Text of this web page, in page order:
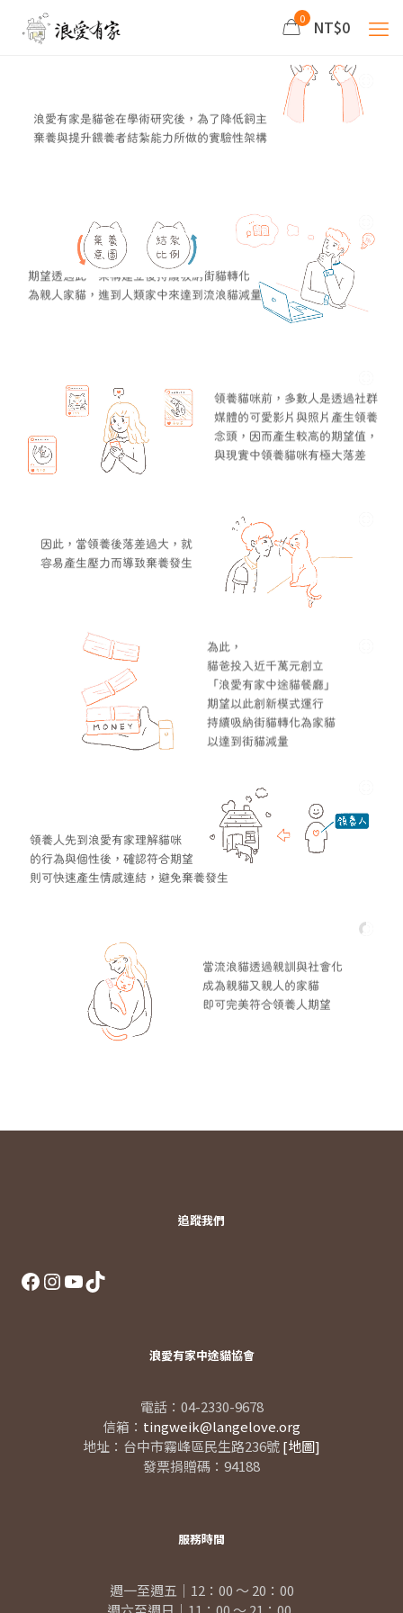
0 NT$0
浪愛有家是貓爸在學術研究後，為了降低飼主
棄養與提升餵養者結紮能力所做的實驗性架構
期望透過此一架構建立後持續吸納街貓轉化
為親人家貓，進到人類家中來達到流浪貓減量
領養貓咪前，多數人是透過社群
媒體的可愛影片與照片產生領養
念頭，因而產生較高的期望值，
與現實中領養貓咪有極大落差
因此，當領養後落差過大，就
容易產生壓力而導致棄養發生
為此，
貓爸投入近千萬元創立
「浪愛有家中途貓餐廳」
期望以此創新模式運行
持續吸納街貓轉化為家貓
以達到街貓減量
領養人先到浪愛有家理解貓咪
的行為與個性後，確認符合期望
則可快速產生情感連結，避免棄養發生
當流浪貓透過親訓與社會化
成為親貓又親人的家貓
即可完美符合領養人期望
追蹤我們
Facebook
Instagram
YouTube
TikTok
浪愛有家中途貓協會
電話：04-2330-9678
信箱： tingweik@langelove.org
地址：台中市霧峰區民生路236號[地圖]
發票捐贈碼：94188
服務時間
週一至週五｜12：00 ～ 20：00